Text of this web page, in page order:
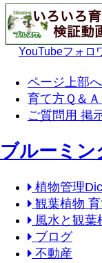
YouTubeフォロ
ページ上部
育て方Ｑ＆
ご質問用 掲
ブルーミン
植物管理
観葉植物
風水と観葉
ブログ
不動産